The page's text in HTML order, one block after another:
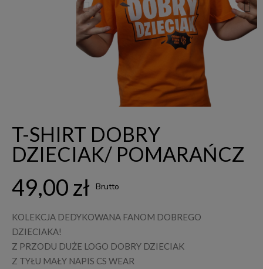
T-SHIRT DOBRY
DZIECIAK/ POMARAŃCZ
49,00 zł Brutto
KOLEKCJA DEDYKOWANA FANOM DOBREGO
DZIECIAKA!
Z PRZODU DUŻE LOGO DOBRY DZIECIAK
Z TYŁU MAŁY NAPIS CS WEAR